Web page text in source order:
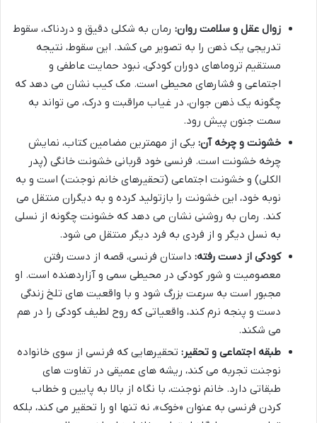
زوال عقل و سلامت روان: رمان به شکلی دقیق و دردناک، سقوط
تدریجی یک ذهن را به تصویر می کشد. این سقوط، نتیجه
مستقیم تروماهای دوران کودکی، نبود حمایت عاطفی و
اجتماعی و فشارهای محیطی است. مک کیب نشان می دهد که
چگونه یک ذهن جوان، در غیاب مراقبت و درک، می تواند به
سمت جنون پیش رود.
خشونت و چرخه آن: یکی از مهمترین مضامین کتاب، نمایش
چرخه خشونت است. فرنسی خود قربانی خشونت خانگی (پدر
الکلی) و خشونت اجتماعی (تحقیرهای خانم نوجنت) است و به
نوبه خود، این خشونت را بازتولید کرده و به دیگران منتقل می
کند. رمان به روشنی نشان می دهد که خشونت چگونه از نسلی
به نسل دیگر و از فردی به فرد دیگر منتقل می شود.
کودکی از دست رفته: داستان فرنسی، قصه از دست رفتن
معصومیت و شور کودکی در محیطی سمی و آزاردهنده است. او
مجبور است به سرعت بزرگ شود و با واقعیت های تلخ زندگی
دست و پنجه نرم کند، واقعیاتی که روح لطیف کودکی را در هم
می شکند.
طبقه اجتماعی و تحقیر: تحقیرهایی که فرنسی از سوی خانواده
نوجنت تجربه می کند، ریشه های عمیقی در تفاوت های
طبقاتی دارد. خانم نوجنت، با نگاه از بالا به پایین و خطاب
کردن فرنسی به عنوان «خوک»، نه تنها او را تحقیر می کند، بلکه